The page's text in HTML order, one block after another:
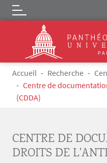
Aller au contenu principal
Logo
Fil d'Ariane
Accueil Recherche
Centre de
(CDDA)
CENTRE DE
DROITS DE